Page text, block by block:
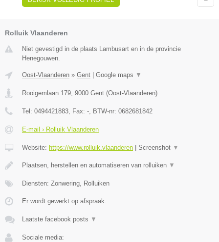
Rolluik Vlaanderen
Niet gevestigd in de plaats Lambusart en in de provincie
Henegouwen.
Oost-Vlaanderen » Gent Google maps ▼
Rooigemlaan 179, 9000 Gent (Oost-Vlaanderen)
Tel: 0494421883, Fax: -, BTW-nr: 0682681842
E-mail › Rolluik Vlaanderen
Website: https://www.rolluik.vlaanderen Screenshot ▼
Plaatsen, herstellen en automatiseren van rolluiken ▼
Diensten: Zonwering, Rolluiken
Er wordt gewerkt op afspraak.
Laatste facebook posts ▼
Sociale media: